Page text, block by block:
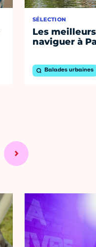
SÉLECTION
Les
naviguer à
Balades urbaines